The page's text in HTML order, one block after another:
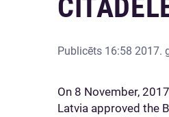
Publicēts 16:58 2017.
On 8 November,
Latvia approved the